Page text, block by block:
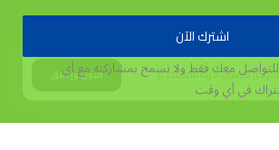
لتحسين تجربة المستخدم. قبول وإغلاق
اشترك الآن
معك فقط ولا نسمح بمشاركته مع أي
في أي وقت